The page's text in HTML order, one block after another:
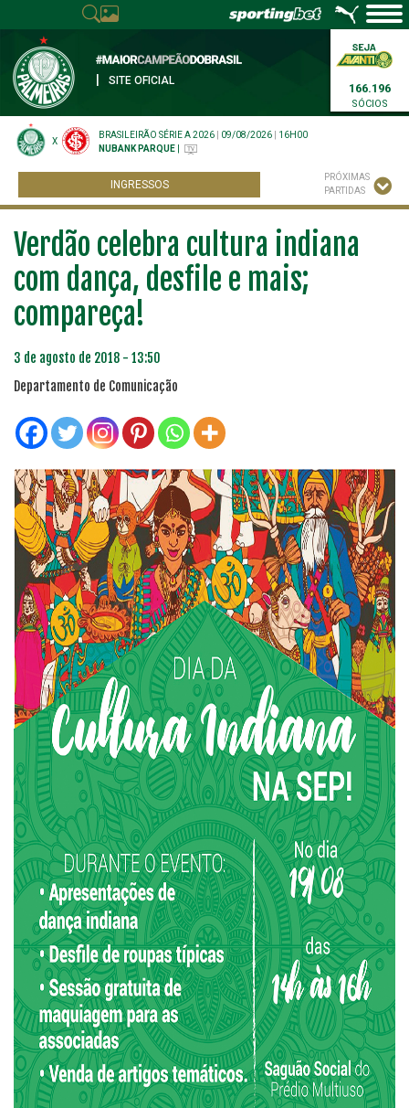
SITE OFICIAL
166.196
SÓCIOS
X
BRASILEIRÃO SÉRIE A 2026 09/08/2026
16H00
NUBANK PARQUE
INGRESSOS
PRÓXIMAS
PARTIDAS
Verdão celebra cultura indiana
com dança, desfile e mais;
compareça!
3 de agosto de 2018 - 13:50
Departamento de Comunicação